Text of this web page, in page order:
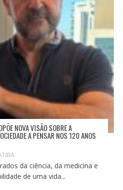
NOVA VISÃO SOBRE A
A PENSAR NOS 120 ANOS
da ciência, da medicina e
de uma vida...